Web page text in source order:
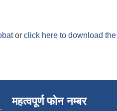
or click here to download
महत्वपूर्ण फोन नम्बर